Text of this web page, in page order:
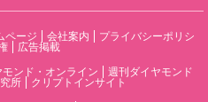
ページ 会社案内
プライバシーポリシ
広告掲載
モンド・オンライン
週刊ダイヤモンド
所
クリプトインサイト